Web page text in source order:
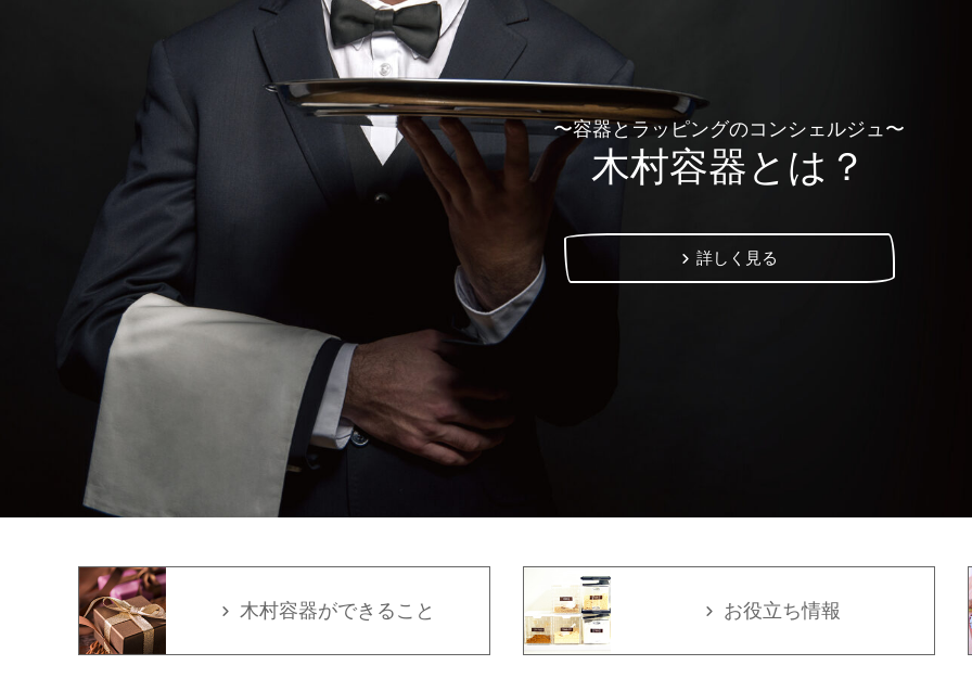
〜容器とラッピングのコンシェルジュ〜
木村容器とは？
詳しく見る
木村容器ができること お役立ち情報